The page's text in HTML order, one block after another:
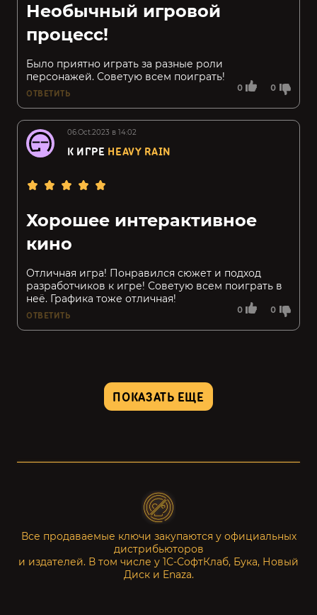
0 0
Необычный игровой
процесс!
Было приятно играть за разные роли
персонажей. Советую всем поиграть!
ОТВЕТИТЬ
06.Oct.2023 в 14:02
К ИГРЕ HEAVY RAIN
0 0
Хорошее интерактивное
кино
Отличная игра! Понравился сюжет и подход
разработчиков к игре! Советую всем поиграть в
неё. Графика тоже отличная!
ОТВЕТИТЬ
ПОКАЗАТЬ ЕЩЕ
Все продаваемые ключи закупаются у официальных
дистрибьюторов
и издателей. В том числе у 1С-СофтКлаб, Бука, Новый
Диск и Enaza.